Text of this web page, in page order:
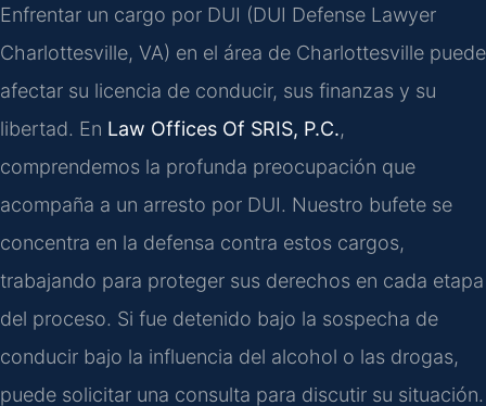
Enfrentar un cargo por DUI (DUI Defense Lawyer
Charlottesville, VA) en el área de Charlottesville puede
afectar su licencia de conducir, sus finanzas y su
libertad. En Law Offices Of SRIS, P.C.,
comprendemos la profunda preocupación que
acompaña a un arresto por DUI. Nuestro bufete se
concentra en la defensa contra estos cargos,
trabajando para proteger sus derechos en cada etapa
del proceso. Si fue detenido bajo la sospecha de
conducir bajo la influencia del alcohol o las drogas,
puede solicitar una consulta para discutir su situación.